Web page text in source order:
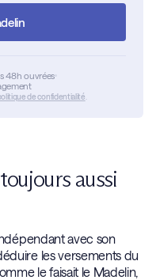
48h ouvrées
de confidentialité
aussi
avec son
les versements du
le faisait le Madelin,